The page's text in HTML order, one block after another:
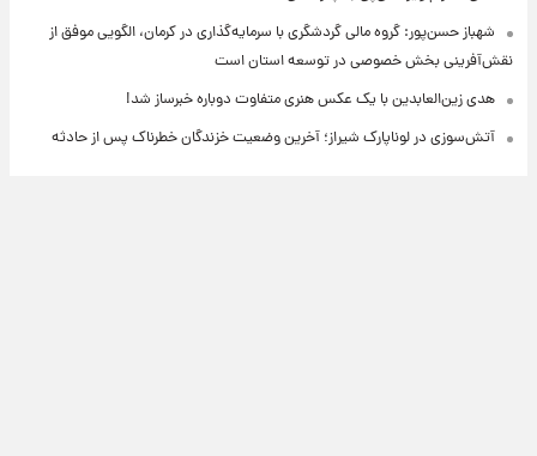
شهباز حسن‌پور: گروه مالی گردشگری با سرمایه‌گذاری در کرمان، الگویی موفق از
نقش‌آفرینی بخش خصوصی در توسعه استان است
هدی زین‌العابدین با یک عکس هنری متفاوت دوباره خبرساز شد!
آتش‌سوزی در لوناپارک شیراز؛ آخرین وضعیت خزندگان خطرناک پس از حادثه